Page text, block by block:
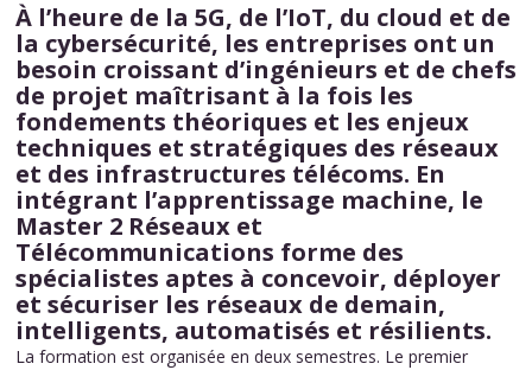
À l’heure de la 5G, de l’IoT, du cloud et de
la cybersécurité, les entreprises ont un
besoin croissant d’ingénieurs et de chefs
de projet maîtrisant à la fois les
fondements théoriques et les enjeux
techniques et stratégiques des réseaux
et des infrastructures télécoms. En
intégrant l’apprentissage machine, le
Master 2 Réseaux et
Télécommunications forme des
spécialistes aptes à concevoir, déployer
et sécuriser les réseaux de demain,
intelligents, automatisés et résilients.
La formation est organisée en deux semestres. Le premier